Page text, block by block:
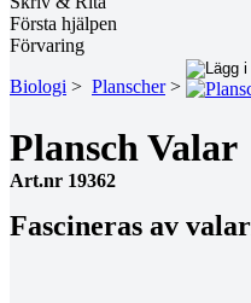
Första hjälpen
Förvaring
Biologi > Planscher>
Plansch Valar
Art.nr 19362
Fascineras av